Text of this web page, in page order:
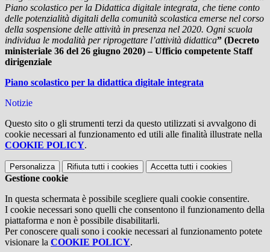
Piano scolastico per la Didattica digitale integrata, che tiene conto
delle potenzialità digitali della comunità scolastica emerse nel corso
della sospensione delle attività in presenza nel 2020. Ogni scuola
individua le modalità per riprogettare l’attività didattica” (Decreto
ministeriale 36 del 26 giugno 2020) – Ufficio competente Staff
dirigenziale
Piano scolastico per la didattica digitale integrata
Notizie
Questo sito o gli strumenti terzi da questo utilizzati si avvalgono di
cookie necessari al funzionamento ed utili alle finalità illustrate nella
COOKIE POLICY.
Personalizza Rifiuta tutti i cookies Accetta tutti i cookies
Gestione cookie
In questa schermata è possibile scegliere quali cookie consentire.
I cookie necessari sono quelli che consentono il funzionamento della
piattaforma e non è possibile disabilitarli.
Per conoscere quali sono i cookie necessari al funzionamento potete
visionare la COOKIE POLICY.